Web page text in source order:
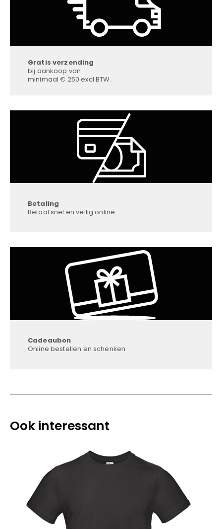
Gratis verzending
bij aankoop van
minimaal € 250 excl BTW.
Betaling
Betaal snel en veilig online.
Cadeaubon
Online bestellen en schenken.
Ook interessant